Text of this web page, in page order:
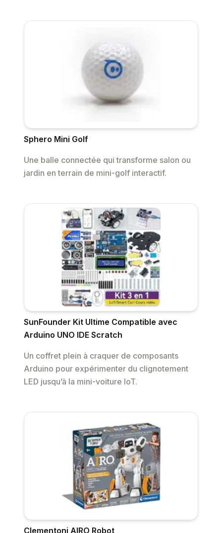
Sphero Mini Golf
Une balle connectée qui transforme salon ou
jardin en terrain de mini-golf interactif.
SunFounder Kit Ultime Compatible avec
Arduino UNO IDE Scratch
Un coffret plein à craquer de composants
Arduino pour expérimenter du clignotement
LED jusqu’à la mini-voiture IoT.
Clementoni AIRO Robot